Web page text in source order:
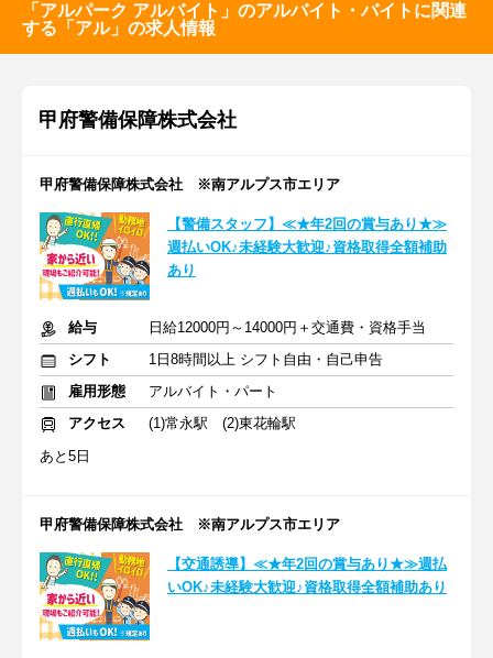
「アルパーク アルバイト」のアルバイト・バイトに関連
する「アル」の求人情報
甲府警備保障株式会社
甲府警備保障株式会社 ※南アルプス市エリア
【警備スタッフ】≪★年2回の賞与あり★≫
週払いOK♪未経験大歓迎♪資格取得全額補助
あり
給与
日給12000円～14000円＋交通費・資格手当
シフト
1日8時間以上 シフト自由・自己申告
雇用形態
アルバイト・パート
アクセス
(1)常永駅 (2)東花輪駅
あと5日
甲府警備保障株式会社 ※南アルプス市エリア
【交通誘導】≪★年2回の賞与あり★≫週払
いOK♪未経験大歓迎♪資格取得全額補助あり